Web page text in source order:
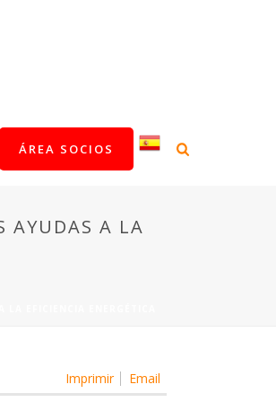
ÁREA SOCIOS
AYUDAS A LA
Imprimir Email